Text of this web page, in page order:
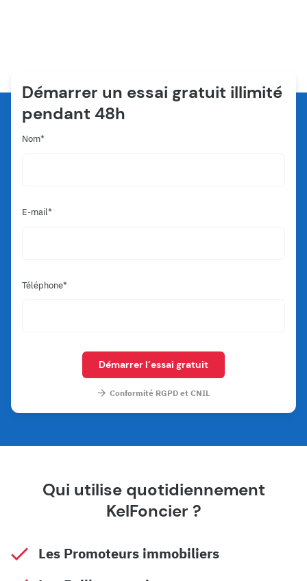
Démarrer un essai gratuit illimité
pendant 48h
Nom
E-mail
Téléphone
Démarrer l’essai gratuit
Conformité RGPD et CNIL
Qui utilise quotidiennement
KelFoncier ?
Les Promoteurs immobiliers